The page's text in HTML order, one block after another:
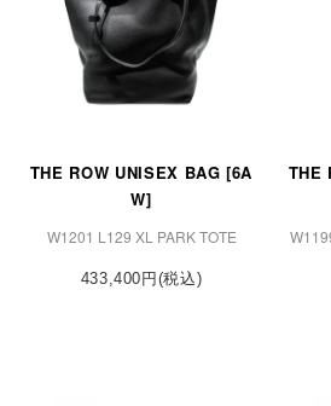
THE ROW UNISEX BAG [6A
W]
W1201 L129 XL PARK TOTE
433,400円(税込)
THE